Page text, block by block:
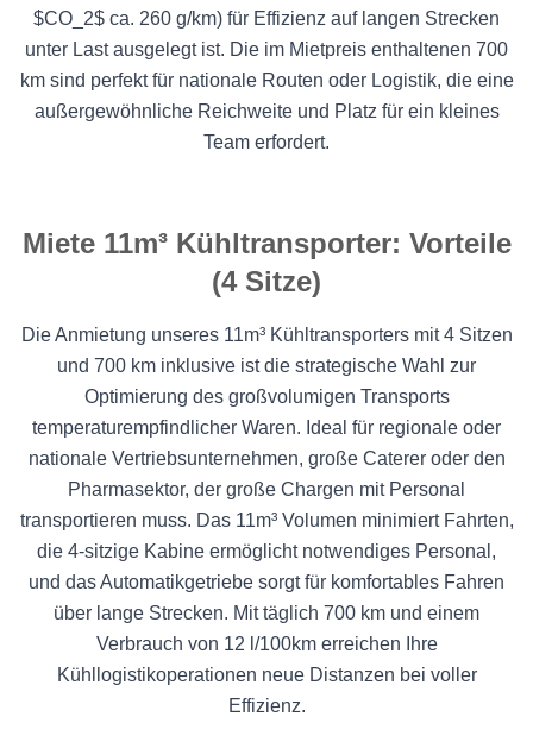
$CO_2$ ca. 260 g/km) für Effizienz auf langen Strecken
unter Last ausgelegt ist. Die im Mietpreis enthaltenen 700
km sind perfekt für nationale Routen oder Logistik, die eine
außergewöhnliche Reichweite und Platz für ein kleines
Team erfordert.
Miete 11m³ Kühltransporter: Vorteile
(4 Sitze)
Die Anmietung unseres 11m³ Kühltransporters mit 4 Sitzen
und 700 km inklusive ist die strategische Wahl zur
Optimierung des großvolumigen Transports
temperaturempfindlicher Waren. Ideal für regionale oder
nationale Vertriebsunternehmen, große Caterer oder den
Pharmasektor, der große Chargen mit Personal
transportieren muss. Das 11m³ Volumen minimiert Fahrten,
die 4-sitzige Kabine ermöglicht notwendiges Personal,
und das Automatikgetriebe sorgt für komfortables Fahren
über lange Strecken. Mit täglich 700 km und einem
Verbrauch von 12 l/100km erreichen Ihre
Kühllogistikoperationen neue Distanzen bei voller
Effizienz.